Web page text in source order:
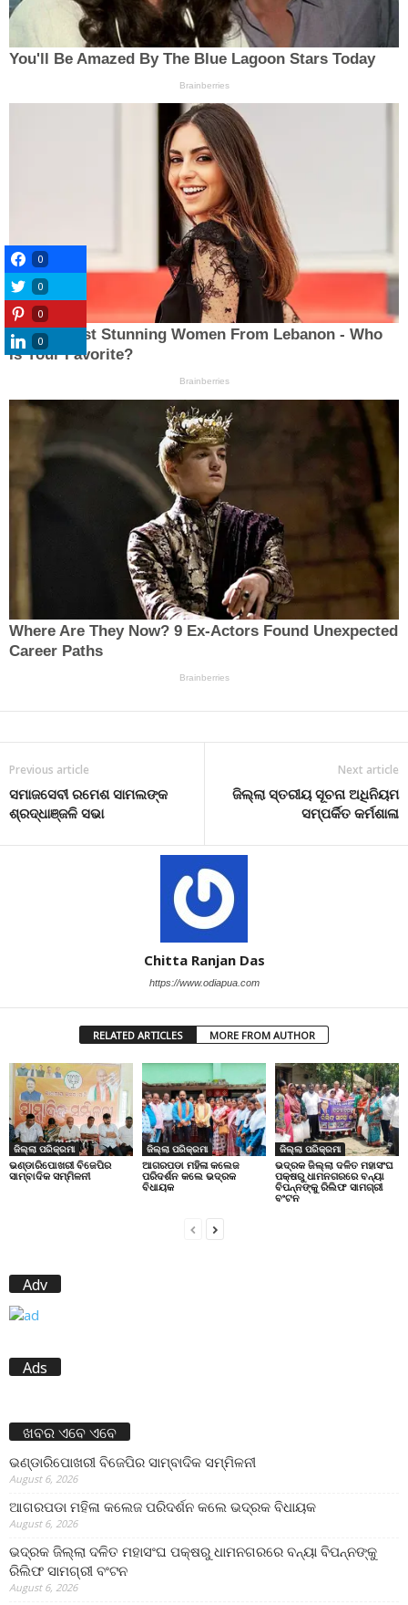
Previous article
ସମାଜସେବୀ ରମେଶ ସାମଲଙ୍କ
ଶ୍ରଦ୍ଧାଞ୍ଜଳି ସଭା
Next article
ଜିଲ୍ଲା ସ୍ତରୀୟ ସୂଚନା ଅଧିନିୟମ
ସମ୍ପର୍କିତ କର୍ମଶାଳା
Chitta Ranjan Das
https://www.odiapua.com
RELATED ARTICLES MORE FROM AUTHOR
ଜିଲ୍ଲା ପରିକ୍ରମା
ଭଣ୍ଡାରିପୋଖରୀ ବିଜେପିର
ସାମ୍ବାଦିକ ସମ୍ମିଳନୀ
ଜିଲ୍ଲା ପରିକ୍ରମା
ଆଗରପଡା ମହିଳା କଲେଜ
ପରିଦର୍ଶନ କଲେ ଭଦ୍ରକ
ବିଧାୟକ
ଜିଲ୍ଲା ପରିକ୍ରମା
ଭଦ୍ରକ ଜିଲ୍ଲା ଦଳିତ ମହାସଂଘ
ପକ୍ଷରୁ ଧାମନଗରରେ ବନ୍ୟା
ବିପନ୍ନଙ୍କୁ ରିଲିଫ ସାମଗ୍ରୀ
ବଂଟନ
Adv
Ads
ଖବର ଏବେ ଏବେ
ଭଣ୍ଡାରିପୋଖରୀ ବିଜେପିର ସାମ୍ବାଦିକ ସମ୍ମିଳନୀ
August 6, 2026
ଆଗରପଡା ମହିଳା କଲେଜ ପରିଦର୍ଶନ କଲେ ଭଦ୍ରକ ବିଧାୟକ
August 6, 2026
ଭଦ୍ରକ ଜିଲ୍ଲା ଦଳିତ ମହାସଂଘ ପକ୍ଷରୁ ଧାମନଗରରେ ବନ୍ୟା ବିପନ୍ନଙ୍କୁ
ରିଲିଫ ସାମଗ୍ରୀ ବଂଟନ
August 6, 2026
0
0
0
0